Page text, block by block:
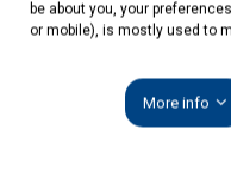
tradicional española.
click sobre la sección
Acceso a la tienda
be about you, your
or mobile), is mostly used to
More info